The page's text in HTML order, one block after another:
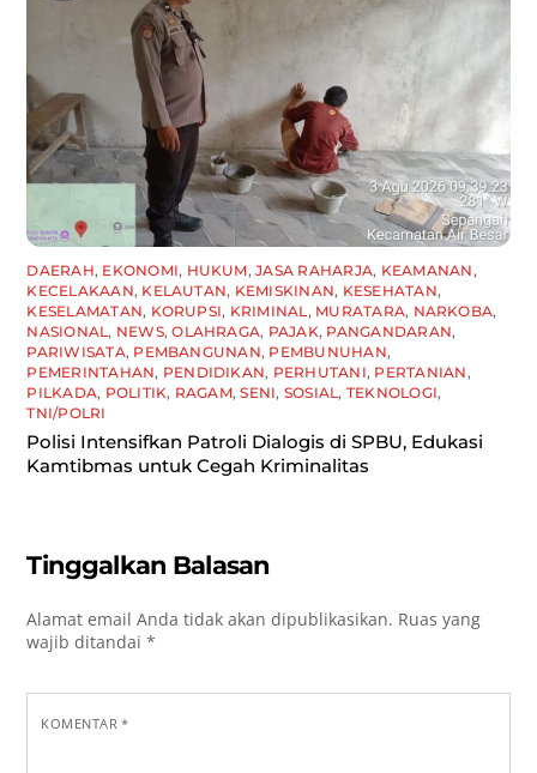
DAERAH, EKONOMI, HUKUM,JASA RAHARJA, KEAMANAN ,
KECELAKAAN, KELAUTAN, KEMISKINAN, KESEHATAN,
KESELAMATAN, KORUPSI, KRIMINAL , MURATARA, NARKOBA,
NASIONAL , NEWS,OLAHRAGA, PAJAK, PANGANDARAN,
PARIWISATA, PEMBANGUNAN, PEMBUNUHAN,
PEMERINTAHAN, PENDIDIKAN, PERHUTANI, PERTANIAN ,
PILKADA, POLITIK, RAGAM,SENI, SOSIAL , TEKNOLOGI,
TNI/POLRI
Polisi Intensifkan Patroli Dialogis di SPBU, Edukasi
Kamtibmas untuk Cegah Kriminalitas
Tinggalkan Balasan
Alamat email Anda tidak akan dipublikasikan. Ruas yang
wajib ditandai*
KOMENTAR*